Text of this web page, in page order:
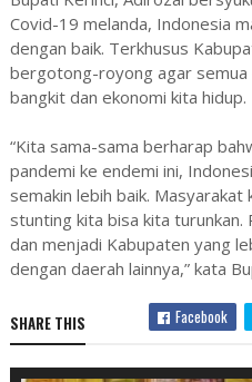
Covid-19 melanda, Indonesia
dengan baik. Terkhusus
bergotong-royong agar
bangkit dan ekonomi kita hidup.
“Kita sama-sama berharap
pandemi ke endemi ini,
semakin lebih baik.
stunting kita bisa kita
dan menjadi Kabupaten yang
dengan daerah lainnya,” kata
SHARE THIS Facebook